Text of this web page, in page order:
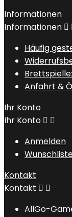
Informationen
Informationen 
Häufig
Anfahrt &
Ihr Konto
Ihr Konto  
Anmelden
Kontakt
Kontakt  
AllGo-